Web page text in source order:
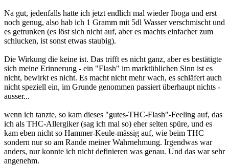
Na gut, jedenfalls hatte ich jetzt endlich mal wieder Iboga und erst
noch genug, also hab ich 1 Gramm mit 5dl Wasser verschmischt und
es getrunken (es löst sich nicht auf, aber es machts einfacher zum
schlucken, ist sonst etwas staubig).
Die Wirkung die keine ist. Das trifft es nicht ganz, aber es bestätigte
sich meine Erinnerung - ein "Flash" im marktüblichen Sinn ist es
nicht, bewirkt es nicht. Es macht nicht mehr wach, es schläfert auch
nicht speziell ein, im Grunde genommen passiert überhaupt nichts -
ausser...
wenn ich tanzte, so kam dieses "gutes-THC-Flash"-Feeling auf, das
ich als THC-Allergiker (sag ich mal so) eher selten spüre, und es
kam eben nicht so Hammer-Keule-mässig auf, wie beim THC
sondern nur so am Rande meiner Wahrnehmung. Irgendwas war
anders, nur konnte ich nicht definieren was genau. Und das war sehr
angenehm.